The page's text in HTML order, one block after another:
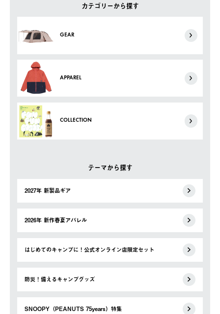
カテゴリーから探す
GEAR
APPAREL
COLLECTION
テーマから探す
2027年 新製品ギア
2026年 新作春夏アパレル
はじめてのキャンプに！公式オンライン店限定セット
防災！備えるキャンプグッズ
SNOOPY（PEANUTS 75years）特集